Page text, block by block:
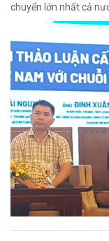
chuyển lớn nhất cả